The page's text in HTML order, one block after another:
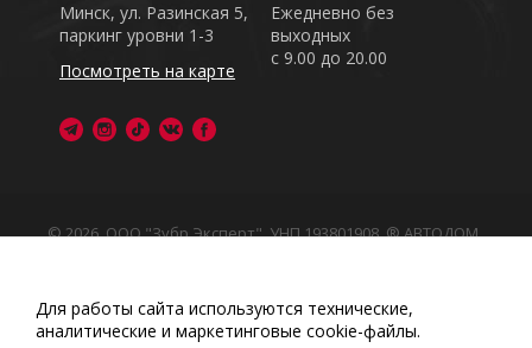
Ежедневно без
выходных
с 9.00 до 20.00
Минск, ул. Разинская 5,
паркинг уровни 1-3
Посмотреть на карте
© 2026, ООО "Зубр Эксперт", УНП 193801908. ® АВТОДОМ
Обращаем Ваше внимание на то, что данный интернет-
сайт носит исключительно информационный характер
Любое использование либо копирование материалов
Для работы сайта используются технические,
аналитические и маркетинговые сооkіе-файлы.